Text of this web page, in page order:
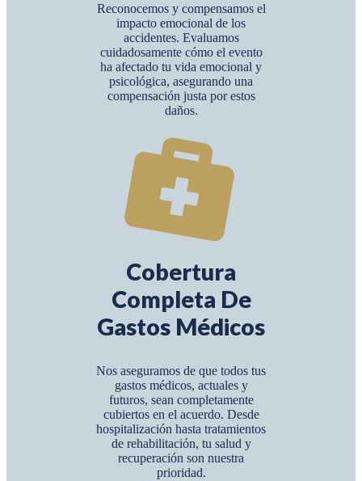
Reconocemos y compensamos el
impacto emocional de los
accidentes. Evaluamos
cuidadosamente cómo el evento
ha afectado tu vida emocional y
psicológica, asegurando una
compensación justa por estos
daños.
Cobertura
Completa De
Gastos Médicos
Nos aseguramos de que todos tus
gastos médicos, actuales y
futuros, sean completamente
cubiertos en el acuerdo. Desde
hospitalización hasta tratamientos
de rehabilitación, tu salud y
recuperación son nuestra
prioridad.